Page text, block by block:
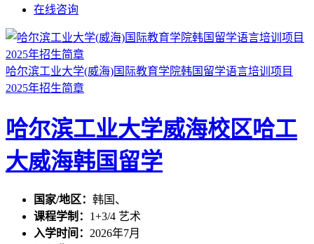
在线咨询
哈尔滨工业大学(威海)国际教育学院韩国留学语言培训项目
2025年招生简章
哈尔滨工业大学威海校区哈工
大威海韩国留学
国家/地区： 韩国、
课程学制： 1+3/4 艺术
入学时间： 2026年7月